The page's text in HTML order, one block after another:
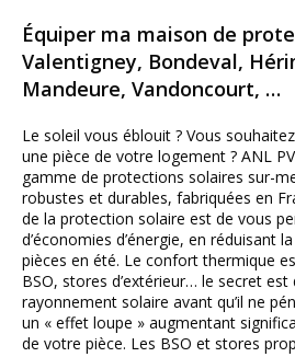
Équiper ma maison de
Valentigney, Bondeval,
Mandeure, Vandoncourt, …
Le soleil vous éblouit ? Vous
une pièce de votre logement ? ANL
gamme de protections solaires sur-
robustes et durables, fabriquées en
de la protection solaire est de vous
d’économies d’énergie, en réduisant
pièces en été. Le confort thermique
BSO, stores d’extérieur… le secret est
rayonnement solaire avant qu’il ne
un « effet loupe » augmentant
de votre pièce. Les BSO et stores